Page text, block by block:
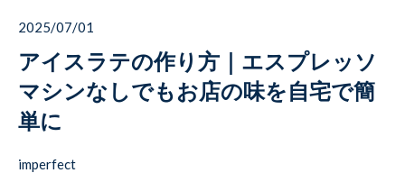
お問い合わせ
2025/07/01
アイスラテの作り方｜エスプレッソ
マシンなしでもお店の味を自宅で簡
単に
imperfect